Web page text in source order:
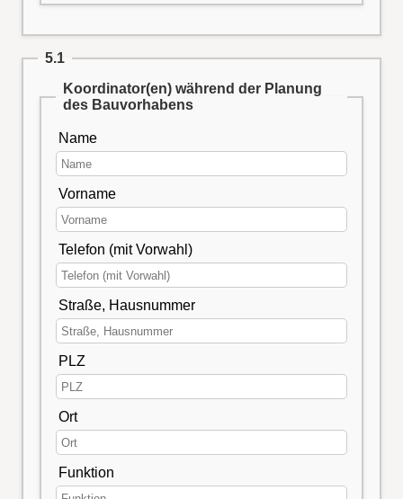
5.1
Koordinator(en) während der Planung
des Bauvorhabens
Name
Vorname
Telefon (mit Vorwahl)
Straße, Hausnummer
PLZ
Ort
Funktion